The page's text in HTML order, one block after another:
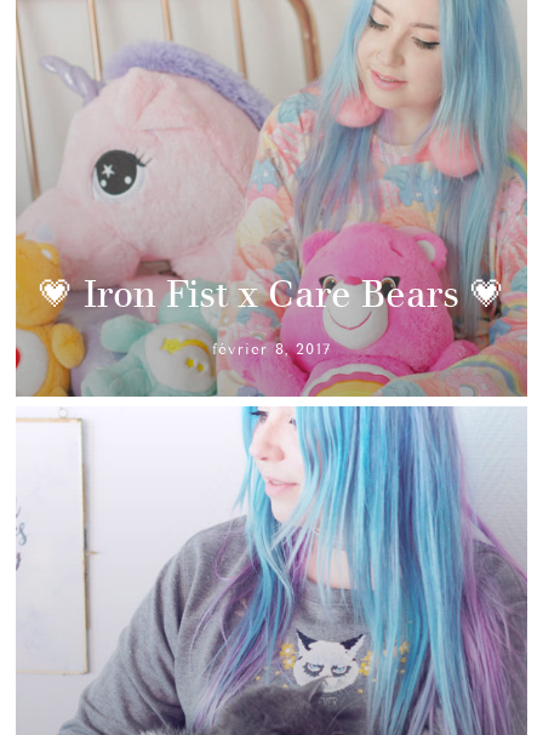
💗 Iron Fist x Care Bears 💗
février 8, 2017